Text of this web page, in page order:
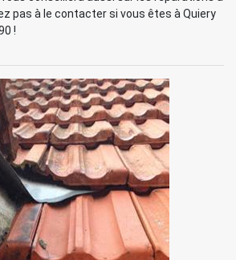
pas à le contacter si vous êtes à Quiery
!